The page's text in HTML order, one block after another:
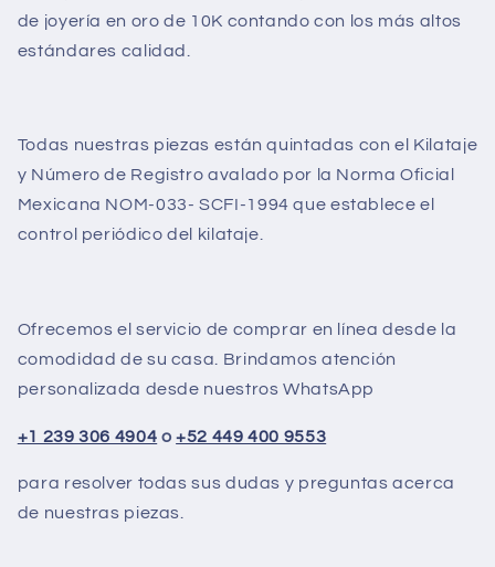
de joyería en oro de 10K contando con los más altos
estándares calidad.
Todas nuestras piezas están quintadas con el Kilataje
y Número de Registro avalado por la Norma Oficial
Mexicana NOM-033- SCFI-1994 que establece el
control periódico del kilataje.
Ofrecemos el servicio de comprar en línea desde la
comodidad de su casa. Brindamos atención
personalizada desde nuestros WhatsApp
+1 239 306 4904 o+52 449 400 9553
para resolver todas sus dudas y preguntas acerca
de nuestras piezas.